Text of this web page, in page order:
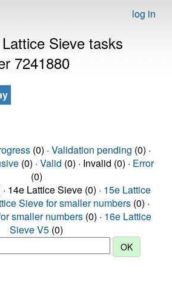
log in
Sieve tasks
7241880
(0) · Validation pending (0) ·
(0) · Valid (0) · Invalid (0) · Error
(0)
· 14e Lattice Sieve (0) · 15e Lattice
Sieve for smaller numbers (0) ·
smaller numbers (0) · 16e Lattice
Sieve V5 (0)